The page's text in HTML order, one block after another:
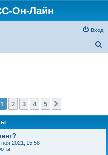
Он-Лайн
Вход
1 2 3 4 5
ноя 2021, 15:58